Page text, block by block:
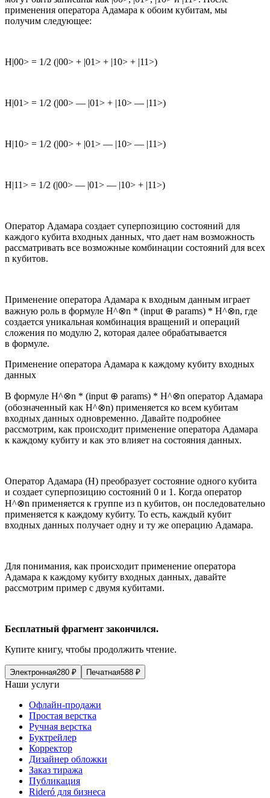
применения оператора Адамара к обоим кубитам, мы
получим следующее:
H|00> = 1/2 (|00> + |01> + |10> + |11>)
H|01> = 1/2 (|00> — |01> + |10> — |11>)
H|10> = 1/2 (|00> + |01> — |10> — |11>)
H|11> = 1/2 (|00> — |01> — |10> + |11>)
Оператор Адамара создает суперпозицию состояний для
каждого кубита входных данных, что дает нам возможность
рассматривать все возможные комбинации состояний для всех
n кубитов.
Применение оператора Адамара к входным данным играет
важную роль в формуле H^⊗n * (input ⊕ params) * H^⊗n, где
создается уникальная комбинация вращений и операций
сложения по модулю 2, которая далее обрабатывается
в формуле.
Применение оператора Адамара к каждому кубиту входных
данных
В формуле H^⊗n * (input ⊕ params) * H^⊗n оператор Адамара
(обозначенный как H^⊗n) применяется ко всем кубитам
входных данных одновременно. Давайте подробнее
рассмотрим, как происходит применение оператора Адамара
к каждому кубиту и как это влияет на состояния данных.
Оператор Адамара (H) преобразует состояние одного кубита
и создает суперпозицию состояний 0 и 1. Когда оператор
H^⊗n применяется к группе из n кубитов, он последовательно
применяется к каждому кубиту. То есть, каждый кубит
входных данных получает одну и ту же операцию Адамара.
Для понимания, как происходит применение оператора
Адамара к каждому кубиту входных данных, давайте
рассмотрим пример с двумя кубитами.
Бесплатный фрагмент закончился.
Купите книгу, чтобы продолжить чтение.
Электронная280 ₽ Печатная588 ₽
Наши услуги
Офлайн-продажи
Простая верстка
Ручная верстка
Буктрейлер
Корректор
Дизайнер обложки
Заказ тиража
Публикация
Rideró для бизнеса